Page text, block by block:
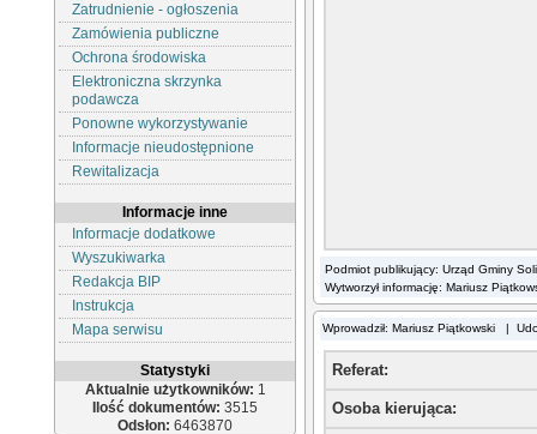
Zatrudnienie - ogłoszenia
Zamówienia publiczne
Ochrona środowiska
Elektroniczna skrzynka
podawcza
Ponowne wykorzystywanie
Informacje nieudostępnione
Rewitalizacja
Informacje inne
Informacje dodatkowe
Wyszukiwarka
Redakcja BIP
Instrukcja
Mapa serwisu
Statystyki
Aktualnie użytkowników: 1
Ilość dokumentów: 3515
Odsłon: 6463870
Podmiot publikujący: Urząd Gminy
Wytworzył informację: Mariusz
Wprowadził: Mariusz Piątkowski |
Referat:
Osoba kierująca: